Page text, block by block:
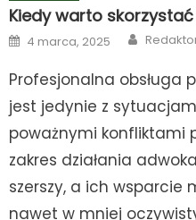
Kiedy warto
Posted
on
4 marca, 2025 Author
Profesjonalna obsługa
jest jedynie z
poważnymi konfliktami
zakres działania
szerszy, a ich wsparcie
nawet w mniej